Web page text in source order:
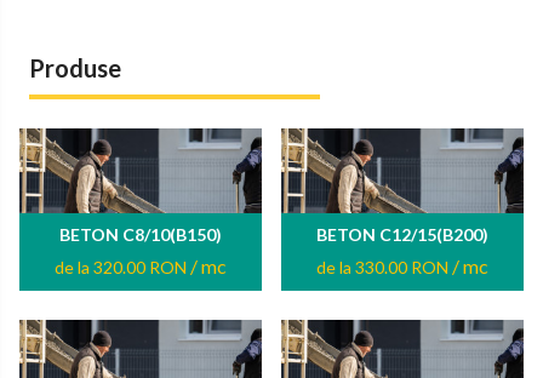
Produse
BETON C8/10(B150)
de la 320.00 RON / mc
BETON C12/15(B200)
de la 330.00 RON / mc